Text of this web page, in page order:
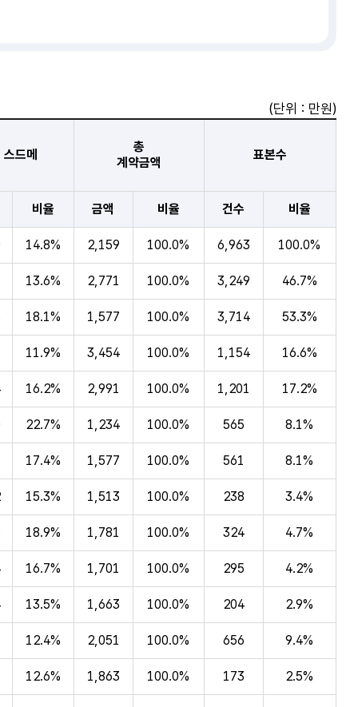
(단위 : 만원)
스드메
총
계약금액
표본수
비율 금액 비율 건수 비율
14.8% 2,159 100.0% 6,963 100.0%
13.6% 2,771 100.0% 3,249 46.7%
18.1% 1,577 100.0% 3,714 53.3%
11.9% 3,454 100.0% 1,154 16.6%
16.2% 2,991 100.0% 1,201 17.2%
22.7% 1,234 100.0% 565 8.1%
17.4% 1,577 100.0% 561 8.1%
15.3% 1,513 100.0% 238 3.4%
18.9% 1,781 100.0% 324 4.7%
16.7% 1,701 100.0% 295 4.2%
13.5% 1,663 100.0% 204 2.9%
12.4% 2,051 100.0% 656 9.4%
12.6% 1,863 100.0% 173 2.5%